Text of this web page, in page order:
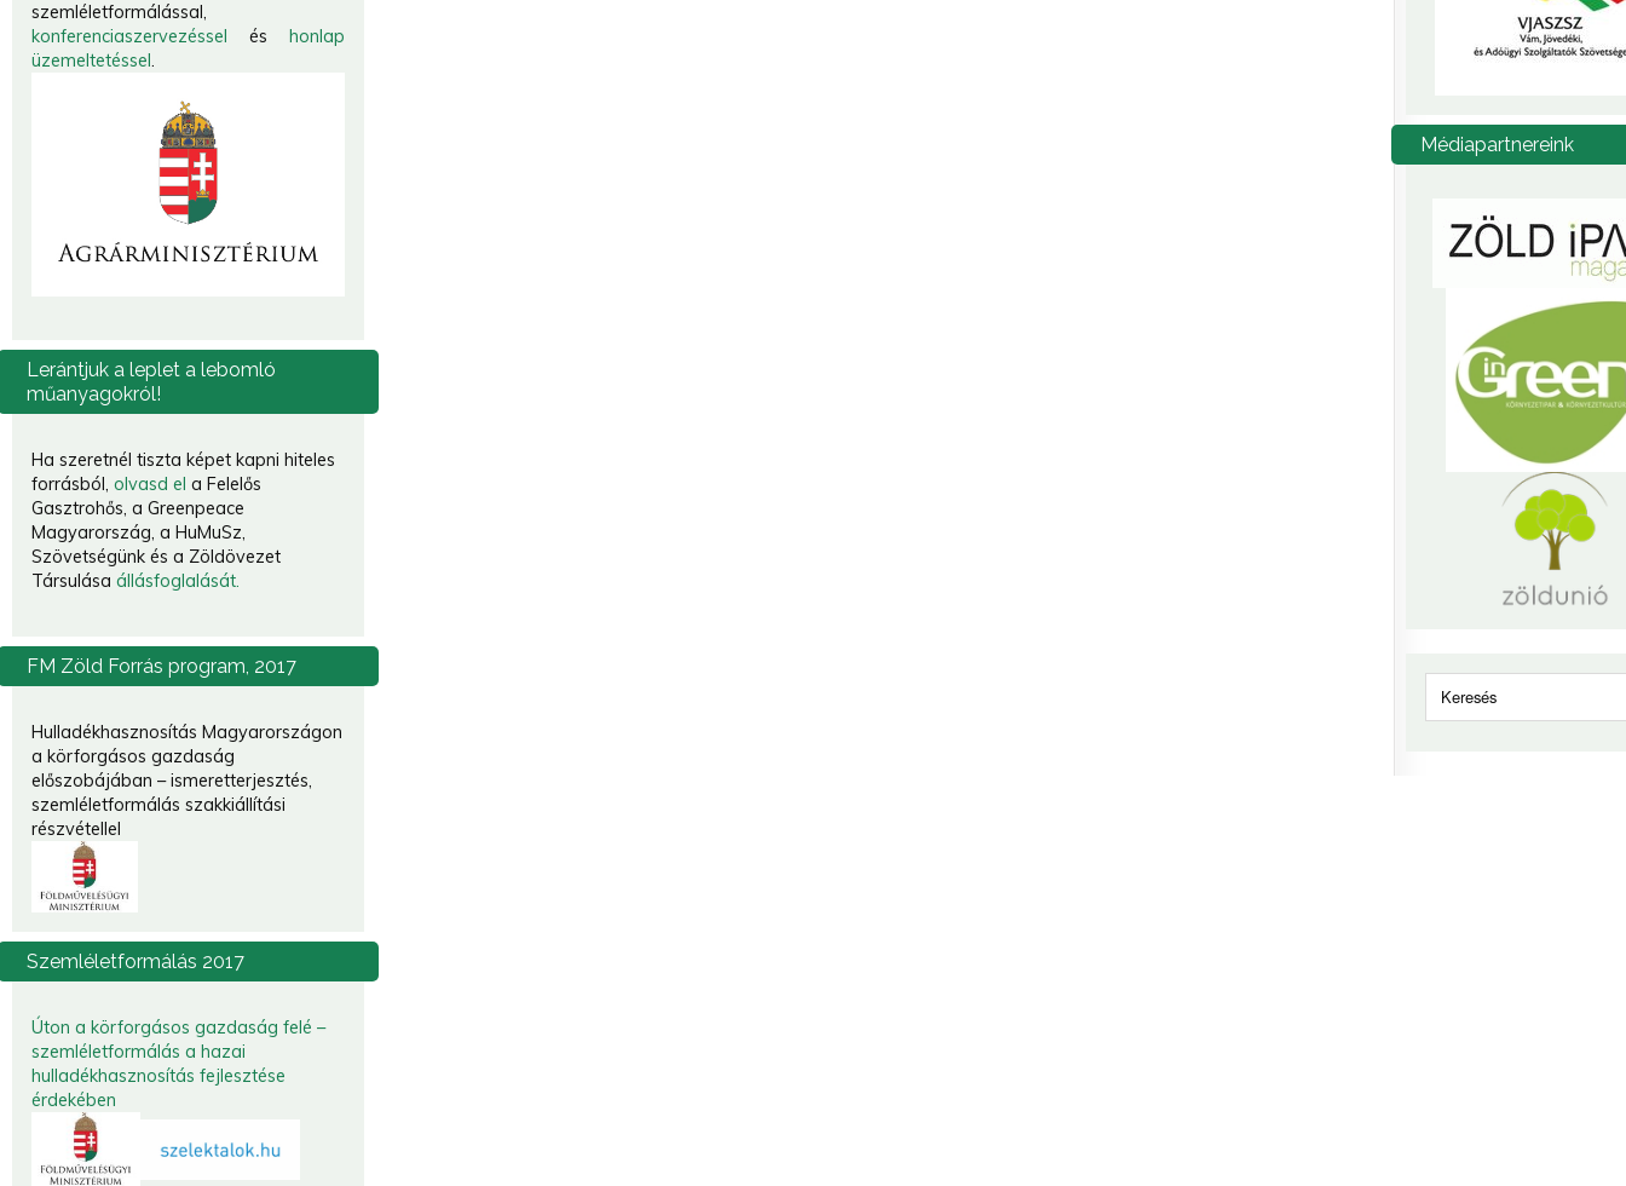
szemléletformálással,
konferenciaszervezéssel éshonlap
üzemeltetéssel.
Lerántjuk a leplet a lebomló
műanyagokról!
Ha szeretnél tiszta képet kapni hiteles
forrásból, olvasd el a Felelős
Gasztrohős, a Greenpeace
Magyarország, a HuMuSz,
Szövetségünk és a Zöldövezet
Társulása állásfoglalását.
FM Zöld Forrás program, 2017
Hulladékhasznosítás Magyarországon
a körforgásos gazdaság
előszobájában – ismeretterjesztés,
szemléletformálás szakkiállítási
részvétellel
Szemléletformálás 2017
Úton a körforgásos gazdaság felé –
szemléletformálás a hazai
hulladékhasznosítás fejlesztése
érdekében
Médiapartnereink